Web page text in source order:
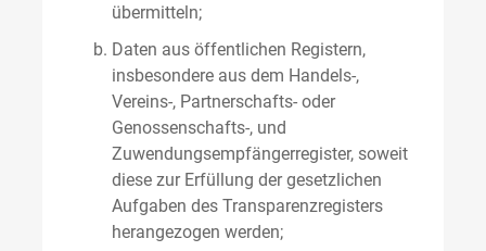
übermitteln;
Daten aus öffentlichen Registern,
insbesondere aus dem Handels-,
Vereins-, Partnerschafts- oder
Genossenschafts-, und
Zuwendungsempfängerregister, soweit
diese zur Erfüllung der gesetzlichen
Aufgaben des Transparenzregisters
herangezogen werden;